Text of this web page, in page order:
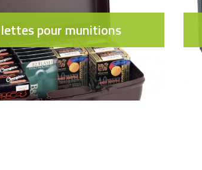
pour munitions